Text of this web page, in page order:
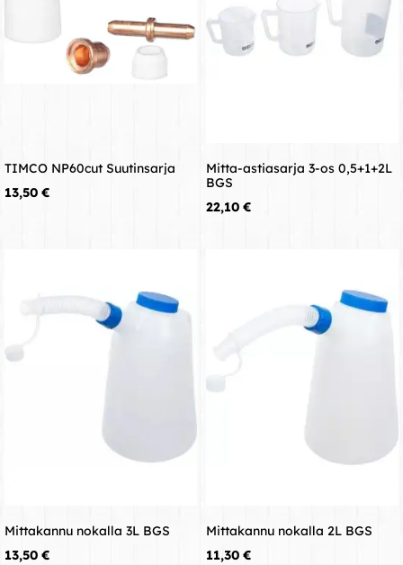
TIMCO NP60cut Suutinsarja
Hinta
13,50 €
Mitta-astiasarja 3-os 0,5+1+2L
BGS
Hinta
22,10 €
Mittakannu nokalla 3L BGS
Hinta
13,50 €
Mittakannu nokalla 2L BGS
Hinta
11,30 €